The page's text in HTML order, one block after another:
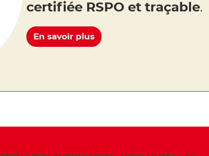
certifiée RSPO et traçable.
En savoir plus